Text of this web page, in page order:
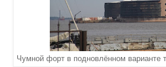
Чумной форт в подновлённом варианте